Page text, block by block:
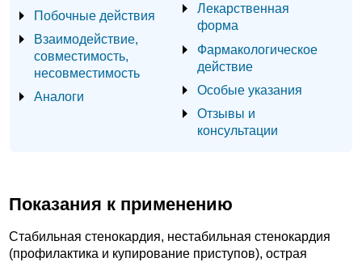
Побочные действия
Взаимодействие,
совместимость,
несовместимость
Аналоги
Лекарственная
форма
Фармакологическое
действие
Особые указания
Отзывы и
консультации
Показания к применению
Стабильная стенокардия, нестабильная стенокардия
(профилактика и купирование приступов), острая